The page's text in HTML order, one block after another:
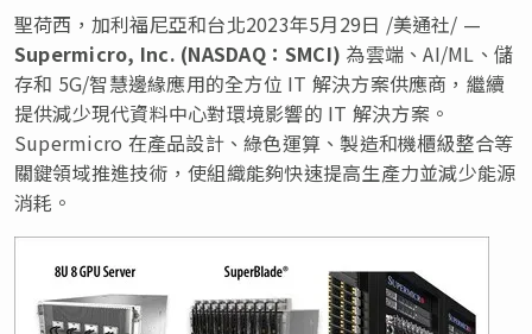
聖荷西，加利福尼亞和台北2023年5月29日 /美通社/ —
Supermicro, Inc. (NASDAQ：SMCI) 為雲端、AI/ML、儲
存和 5G/智慧邊緣應用的全方位 IT 解決方案供應商，繼續
提供減少現代資料中心對環境影響的 IT 解決方案。
Supermicro 在產品設計、綠色運算、製造和機櫃級整合等
關鍵領域推進技術，使組織能夠快速提高生產力並減少能源
消耗。